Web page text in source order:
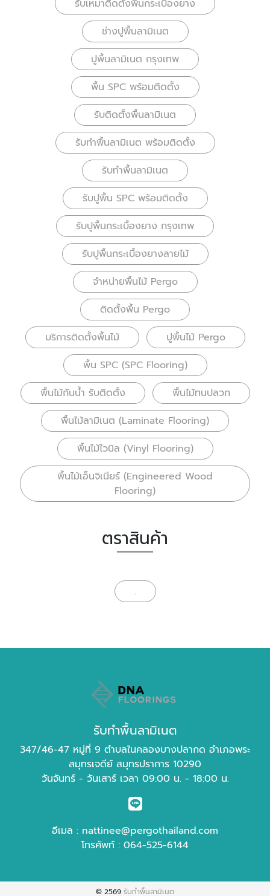
รับเหมาติดตั้งพื้นกระเบื้องยาง
ช่างปูพื้นลามิเนต
ปูพื้นลามิเนต กรุงเทพ
พื้น SPC พร้อมติดตั้ง
รับติดตั้งพื้นลามิเนต
รับทำพื้นลามิเนต พร้อมติดตั้ง
รับทำพื้นลามิเนต
รับปูพื้น SPC พร้อมติดตั้ง
รับปูพื้นกระเบื้องยาง กรุงเทพ
รับปูพื้นกระเบื้องยางลายไม้
จำหน่ายพื้นไม้ Pergo
ติดตั้งพื้น Pergo
บริการติดตั้งพื้นไม้
ปูพื้นไม้ Pergo
พื้น SPC (SPC Flooring)
พื้นไม้กันน้ำ รับติดตั้ง
พื้นไม้ทนปลวก
พื้นไม้ลามิเนต (Laminate Flooring)
พื้นไม้ไวนิล (Vinyl Flooring)
พื้นไม้เอ็นจิเนียร์ (Engineered Wood
Flooring)
ตราสินค้า
.
รับทำพื้นลามิเนต
347/46-47 หมู่ที่ 9 ตำบลในคลองบางปลากด อำเภอพระ
สมุทรเจดีย์ สมุทรปราการ 10290
วันจันทร์ - วันเสาร์ เวลา 09:00 น. - 18:00 น.
อีเมล : nattinee@pergothailand.com
โทรศัพท์ : 064-525-6144
© 2569 รับทำพื้นลามิเนต